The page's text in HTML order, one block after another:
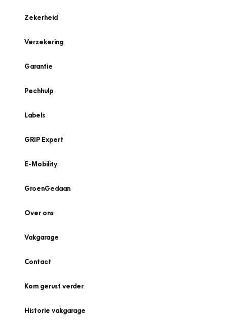
Zekerheid
Verzekering
Garantie
Pechhulp
Labels
GRIP Expert
E-Mobility
GroenGedaan
Over ons
Vakgarage
Contact
Kom gerust verder
Historie vakgarage